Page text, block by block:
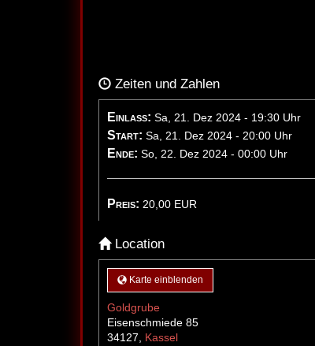
Zeiten und Zahlen
Einlass: Sa, 21. Dez 2024 - 19:30 Uhr
Start: Sa, 21. Dez 2024 - 20:00 Uhr
Ende: So, 22. Dez 2024 - 00:00 Uhr
Preis: 20,00 EUR
Location
Karte einblenden
Goldgrube
Eisenschmiede 85
34127, Kassel